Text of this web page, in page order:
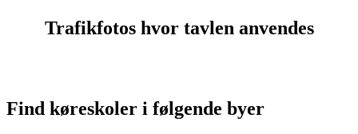
Trafikfotos hvor tavlen anvendes
Find køreskoler i følgende byer